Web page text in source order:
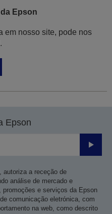
Epson
em nosso site, pode nos
Epson
Enviar
autoriza a receção de
análise de mercado e
promoções e serviços da Epson
comunicação eletrónica, com
na web, como descrito